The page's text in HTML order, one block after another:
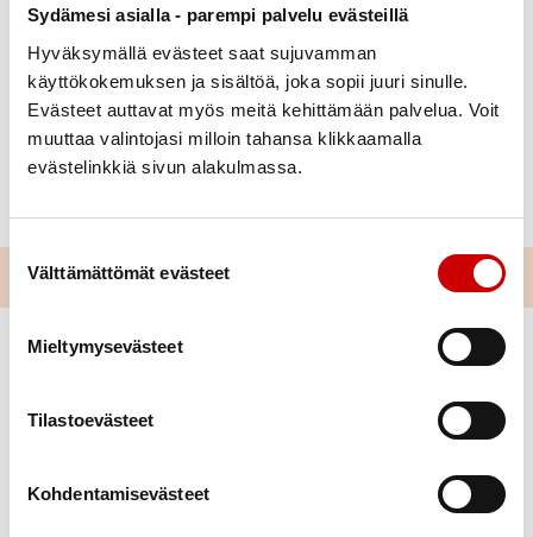
Sydämesi asialla - parempi palvelu evästeillä
Hyväksymällä evästeet saat sujuvamman
käyttökokemuksen ja sisältöä, joka sopii juuri sinulle.
Evästeet auttavat myös meitä kehittämään palvelua. Voit
muuttaa valintojasi milloin tahansa klikkaamalla
evästelinkkiä sivun alakulmassa.
Suostumuksen valinta
Välttämättömät evästeet
Mieltymysevästeet
Tilastoevästeet
Kohdentamisevästeet
Temppeliaukion kirkossa tiistaina
25.11.2025 klo 19.00
Tilaisuuteen on vapaa pääsy.
Käsiohjelma maksaa 10 € ja tuotto
käytetään toimintamme tukemiseksi.